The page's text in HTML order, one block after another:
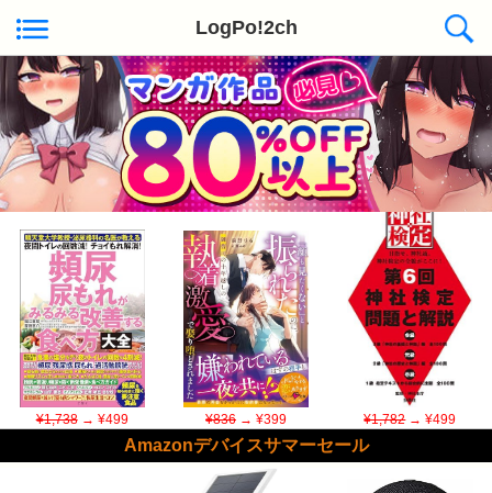
LogPo!2ch
Kindle日替わりセール ◆本日50冊が対象
¥1,738→ ¥499 ¥836→ ¥399 ¥1,782→ ¥499
Amazonデバイスサマーセール